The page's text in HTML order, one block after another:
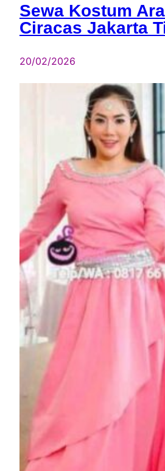
Sewa Kostum
Ciracas Jakarta
20/02/2026